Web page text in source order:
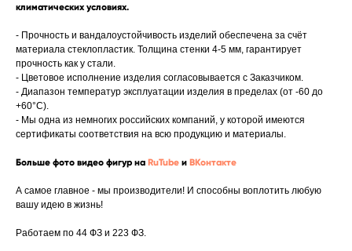
климатических условиях.
- Прочность и вандалоустойчивость изделий обеспечена за счёт
материала стеклопластик. Толщина стенки 4-5 мм, гарантирует
прочность как у стали.
- Цветовое исполнение изделия согласовывается с Заказчиком.
- Диапазон температур эксплуатации изделия в пределах (от -60 до
+60°C).
- Мы одна из немногих российских компаний, у которой имеются
сертификаты соответствия на всю продукцию и материалы.
Больше фото видео фигур на RuTube и ВКонтакте
А самое главное - мы производители! И способны воплотить любую
вашу идею в жизнь!
Работаем по 44 ФЗ и 223 ФЗ.